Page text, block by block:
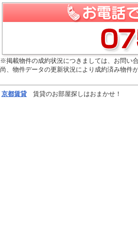
※掲載物件の成約状況につきましては、お問い合
尚、物件データの更新状況により成約済み物件
京都賃貸 賃貸のお部屋探しはおまかせ！